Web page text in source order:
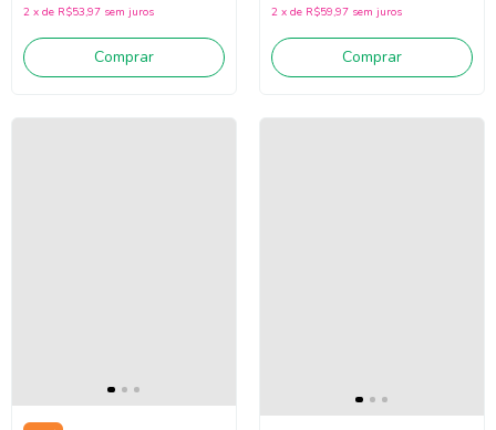
2 x de R$53,97 sem juros
Comprar
2 x de R$59,97 sem juros
Comprar